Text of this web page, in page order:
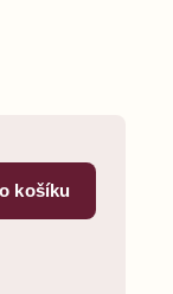
košíku